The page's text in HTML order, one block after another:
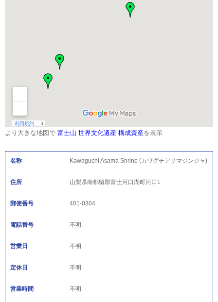
より大きな地図で 富士山 世界文化遺産 構成資産を表示
名称 Kawaguchi Asama Shrine (カワグチアサマジンジャ)
住所 山梨県南都留郡富士河口湖町河口1
郵便番号 401-0304
電話番号 不明
営業日 不明
定休日 不明
営業時間 不明